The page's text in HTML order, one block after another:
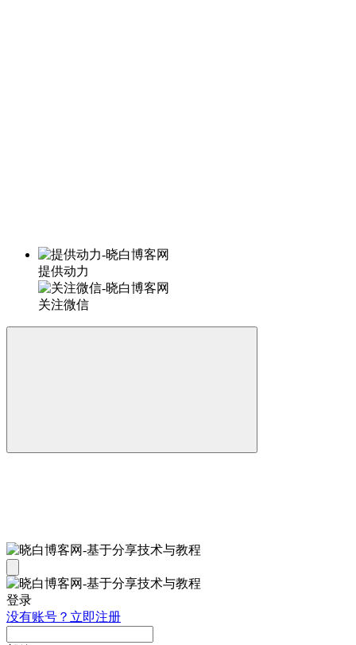
提供动力
关注微信
登录
没有账号？立即注册